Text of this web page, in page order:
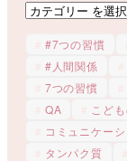
#7つの習慣
#人間関係
7つの習慣
QA
こど
コミュニケー
タンパク質